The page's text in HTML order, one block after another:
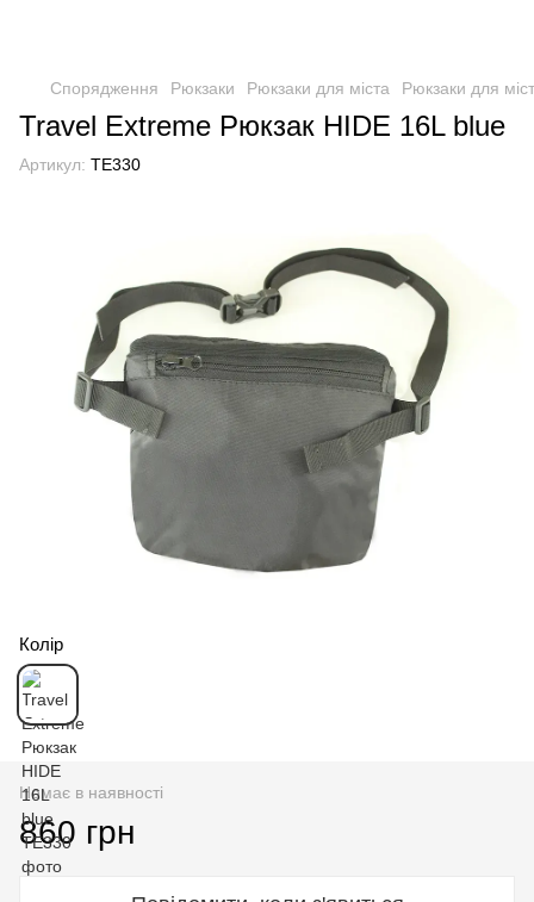
Спорядження Рюкзаки Рюкзаки для міста Рюкзаки для
Travel Extreme Рюкзак HIDE 16L blue
Артикул: TE330
Колір
Немає в наявності
860 грн